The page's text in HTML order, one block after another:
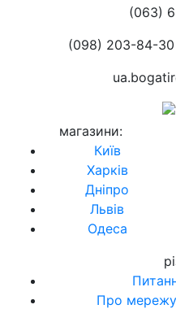
(063)
(098) 203-84-30
магазини:
Київ
Харків
Дніпро
Львів
Одеса
Про мережу